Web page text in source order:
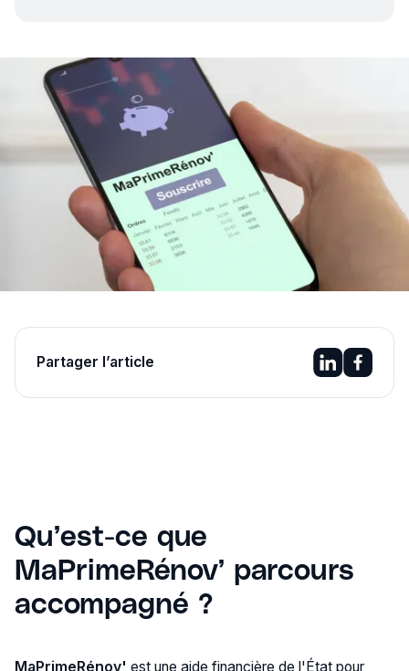
Partager l’article
Qu’est-ce que
MaPrimeRénov’ parcours
accompagné ?
MaPrimeRénov' est une aide financière de l'État pour